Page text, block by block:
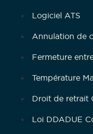
Logiciel ATS
Annulation de
Fermeture
Température
Droit de retrait
Loi DDADUE